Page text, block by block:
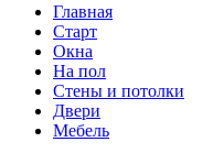
Главная
Старт
Окна
На пол
Стены и потолки
Двери
Мебель